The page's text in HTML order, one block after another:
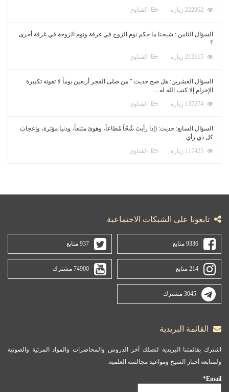
الفتاوى
السؤال الثامن : شيخنا ما حكم نوم الزوج في غرفة ونوم الزوجة في غرفة أخرى
؟
الفتاوى
السؤال العشرين: هل صح حديث " من صلى الفجر أربعين يوماً لا تفوته تكبيرة
الإحرام إلا كتب الله له...
الفتاوى
السؤال السابع: حديث: (إذا رأيتَ شُحّاً مُطاعاً، وهوىً متبَعاً، ودنيا مؤثرة، وإعجابَ
كل ذي رأي...
الفتاوى
تابعونا على الشبكات الاجتماعية
9336 متابع 937 متابع
214 متابع 74900 مشترك
3045 مشترك
القائمة البريدية
اشترك بقائمتنا البريدية لتصلك آخر الدروس والمحاضرات والمواد المرئية والصوتية
ولمتابعة أخبار الشيخ ومواعيد مجالسه العلمية.
Email*